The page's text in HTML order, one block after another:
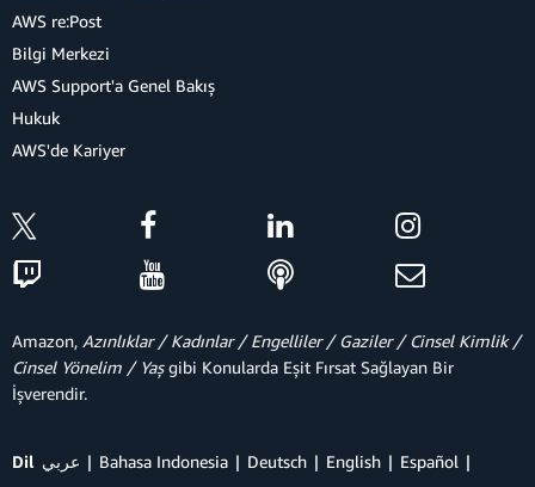
AWS re:Post
Bilgi Merkezi
AWS Support'a Genel Bakış
Hukuk
AWS'de Kariyer
Amazon, Azınlıklar / Kadınlar / Engelliler / Gaziler / Cinsel Kimlik /
Cinsel Yönelim / Yaşgibi Konularda Eşit Fırsat Sağlayan Bir
İşverendir.
Dil عربي Bahasa Indonesia Deutsch English
Español